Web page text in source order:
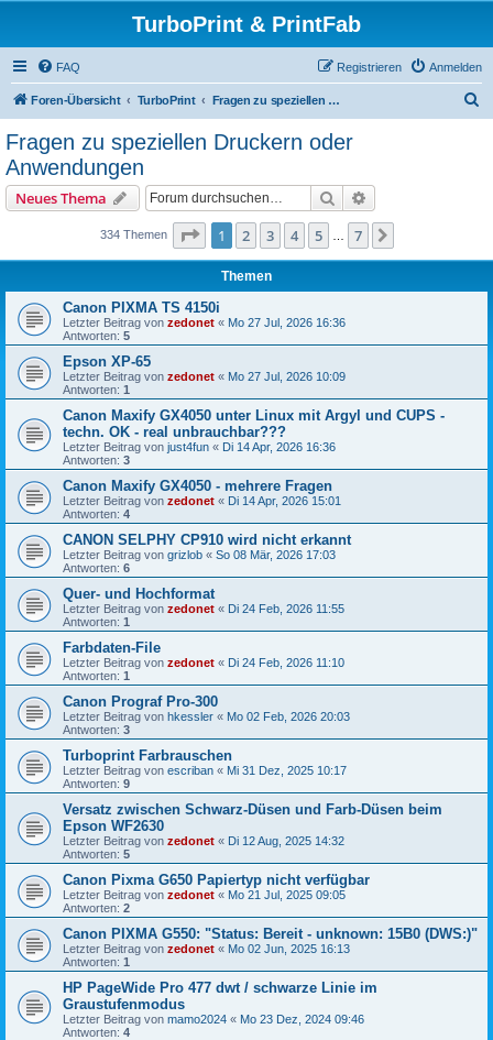
TurboPrint & PrintFab
FAQ Anmelden
Registrieren
Foren-Übersicht TurboPrint Fragen zu speziellen Druckern oder Anwendungen
Fragen zu speziellen Druckern oder
Anwendungen
Neues Thema Suche
334 Themen Seite 1von
1 2 3 4 5 7
Themen
Canon PIXMA TS 4150i
Letzter Beitrag von zedonet « Mo 27 Jul, 2026 16:36
Antworten: 5
Epson XP-65
Letzter Beitrag von zedonet « Mo 27 Jul, 2026 10:09
Antworten: 1
Canon Maxify GX4050 unter Linux mit Argyl und CUPS -
techn. OK - real unbrauchbar???
Letzter Beitrag von just4fun « Di 14 Apr, 2026 16:36
Antworten: 3
Canon Maxify GX4050 - mehrere Fragen
Letzter Beitrag von zedonet « Di 14 Apr, 2026 15:01
Antworten: 4
CANON SELPHY CP910 wird nicht erkannt
Letzter Beitrag von grizlob « So 08 Mär, 2026 17:03
Antworten: 6
Quer- und Hochformat
Letzter Beitrag von zedonet « Di 24 Feb, 2026 11:55
Antworten: 1
Farbdaten-File
Letzter Beitrag von zedonet « Di 24 Feb, 2026 11:10
Antworten: 1
Canon Prograf Pro-300
Letzter Beitrag von hkessler « Mo 02 Feb, 2026 20:03
Antworten: 3
Turboprint Farbrauschen
Letzter Beitrag von escriban « Mi 31 Dez, 2025 10:17
Antworten: 9
Versatz zwischen Schwarz-Düsen und Farb-Düsen beim
Epson WF2630
Letzter Beitrag von zedonet « Di 12 Aug, 2025 14:32
Antworten: 5
Canon Pixma G650 Papiertyp nicht verfügbar
Letzter Beitrag von zedonet « Mo 21 Jul, 2025 09:05
Antworten: 2
Canon PIXMA G550: "Status: Bereit - unknown: 15B0 (DWS:)"
Letzter Beitrag von zedonet « Mo 02 Jun, 2025 16:13
Antworten: 1
HP PageWide Pro 477 dwt / schwarze Linie im
Graustufenmodus
Letzter Beitrag von mamo2024 « Mo 23 Dez, 2024 09:46
Antworten: 4